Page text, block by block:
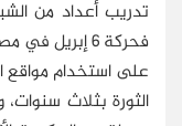
تدريب أعداد من
فحركة 6
على استخدام مواقع
الثورة بثلاث